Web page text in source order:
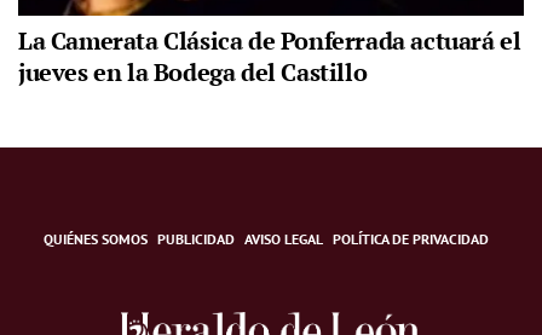
La Camerata Clásica de Ponferrada actuará el
jueves en la Bodega del Castillo
QUIÉNES SOMOS PUBLICIDAD AVISO LEGAL POLÍTICA DE PRIVACIDAD